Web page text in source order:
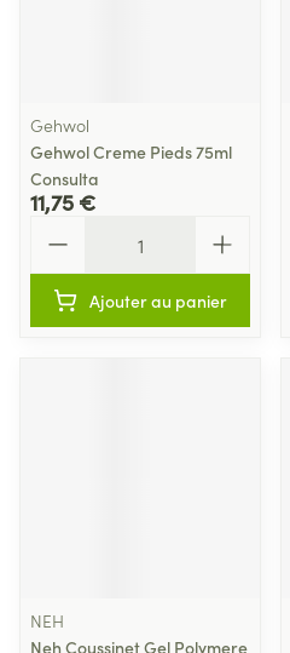
Gehwol
Gehwol Creme Pieds 75ml
Consulta
11,75 €
Ajouter au panier
NEH
Neh Coussinet Gel Polymere